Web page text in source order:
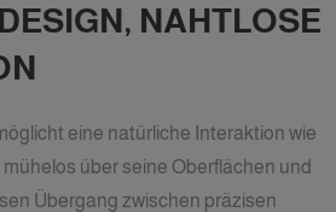
NAHTLOSE
eine natürliche Interaktion wie
über seine Oberflächen und
Übergang zwischen präzisen